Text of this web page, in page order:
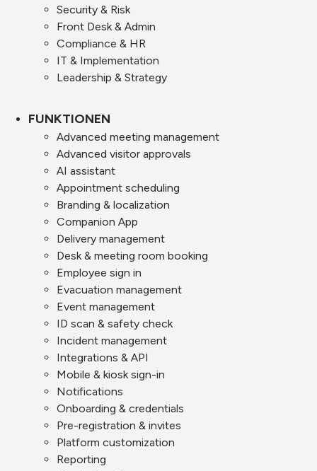
Security & Risk
Front Desk & Admin
Compliance & HR
IT & Implementation
Leadership & Strategy
FUNKTIONEN
Advanced meeting management
Advanced visitor approvals
AI assistant
Appointment scheduling
Branding & localization
Companion App
Delivery management
Desk & meeting room booking
Employee sign in
Evacuation management
Event management
ID scan & safety check
Incident management
Integrations & API
Mobile & kiosk sign-in
Notifications
Onboarding & credentials
Pre-registration & invites
Platform customization
Reporting